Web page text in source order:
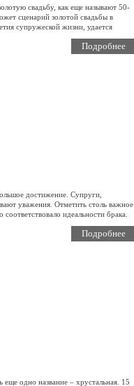
свадьбу, как еще называют 50-
сценарий золотой свадьбы в
супружеской жизни, удается
Подробнее
достижение. Супруги,
уважения. Отметить столь важное
идеальности брака.
Подробнее
одно название – хрустальная. 15